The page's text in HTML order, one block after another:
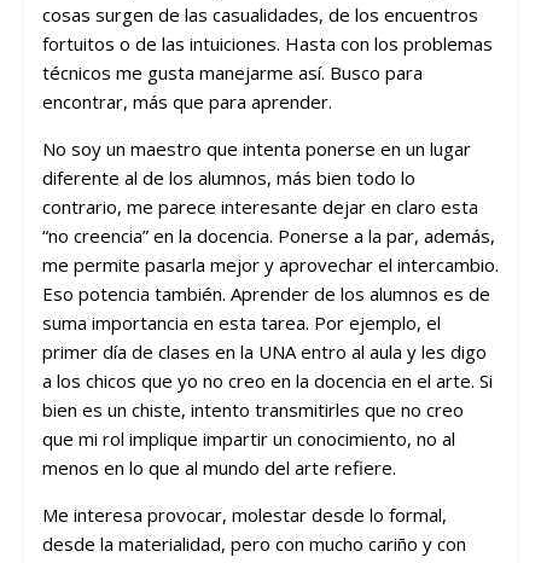
cosas surgen de las casualidades, de los encuentros
fortuitos o de las intuiciones. Hasta con los problemas
técnicos me gusta manejarme así. Busco para
encontrar, más que para aprender.
No soy un maestro que intenta ponerse en un lugar
diferente al de los alumnos, más bien todo lo
contrario, me parece interesante dejar en claro esta
“no creencia” en la docencia. Ponerse a la par, además,
me permite pasarla mejor y aprovechar el intercambio.
Eso potencia también. Aprender de los alumnos es de
suma importancia en esta tarea. Por ejemplo, el
primer día de clases en la UNA entro al aula y les digo
a los chicos que yo no creo en la docencia en el arte. Si
bien es un chiste, intento transmitirles que no creo
que mi rol implique impartir un conocimiento, no al
menos en lo que al mundo del arte refiere.
Me interesa provocar, molestar desde lo formal,
desde la materialidad, pero con mucho cariño y con